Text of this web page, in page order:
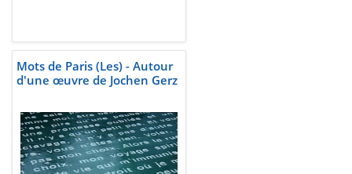
Mots de Paris (Les) - Autour
d'une œuvre de Jochen Gerz